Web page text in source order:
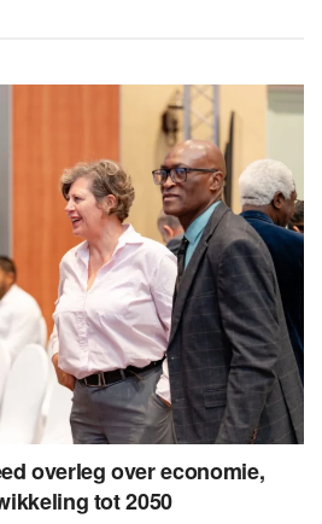
overleg over economie,
tot 2050